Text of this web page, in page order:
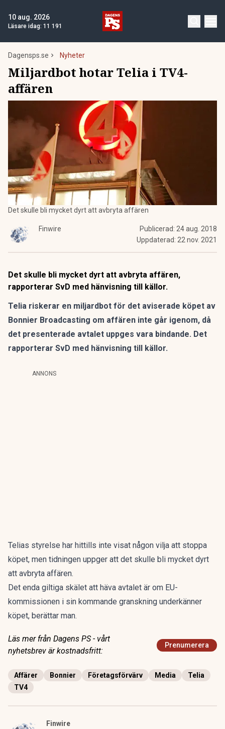
10 aug. 2026
Läsare idag: 11 191
Dagensps.se Nyheter
Miljardbot hotar Telia i TV4-
affären
Det skulle bli mycket dyrt att avbryta affären
Finwire Publicerad: 24 aug. 2018
Uppdaterad: 22 nov. 2021
Det skulle bli mycket dyrt att avbryta affären,
rapporterar SvD med hänvisning till källor.
Telia riskerar en miljardbot för det aviserade köpet av
Bonnier Broadcasting om affären inte går igenom, då
det presenterade avtalet uppges vara bindande. Det
rapporterar SvD med hänvisning till källor.
ANNONS
Telias styrelse har hittills inte visat någon vilja att stoppa
köpet, men tidningen uppger att det skulle bli mycket dyrt
att avbryta affären.
Det enda giltiga skälet att häva avtalet är om EU-
kommissionen i sin kommande granskning underkänner
köpet, berättar man.
Läs mer från Dagens PS - vårt
nyhetsbrev är kostnadsfritt:
Prenumerera
Affärer Bonnier Företagsförvärv Media
Telia
TV4
Finwire